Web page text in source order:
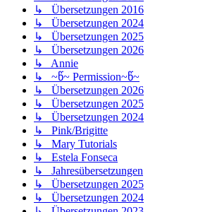
↳ Übersetzungen 2016
↳ Übersetzungen 2024
↳ Übersetzungen 2025
↳ Übersetzungen 2026
↳ Annie
↳ ~წ~ Permission~წ~
↳ Übersetzungen 2026
↳ Übersetzungen 2025
↳ Übersetzungen 2024
↳ Pink/Brigitte
↳ Mary Tutorials
↳ Estela Fonseca
↳ Jahresübersetzungen
↳ Übersetzungen 2025
↳ Übersetzungen 2024